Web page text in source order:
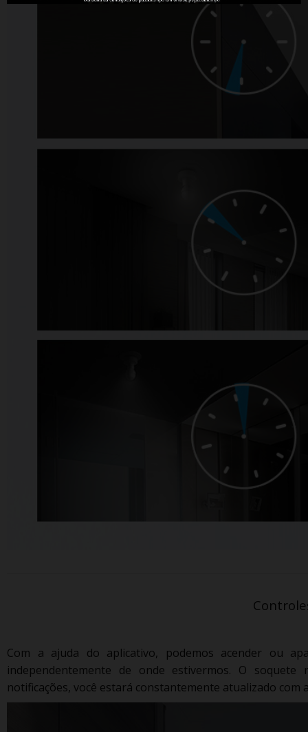
Com a ajuda do aplicativo, podemos acender ou
independentemente de onde estivermos. O soquete
notificações, você estará constantemente atualizado